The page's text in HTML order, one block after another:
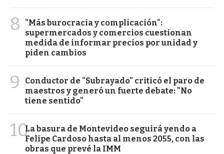
8
"Más burocracia y complicación":
supermercados y comercios cuestionan
medida de informar precios por unidad y
piden cambios
9
Conductor de "Subrayado" criticó el paro de
maestros y generó un fuerte debate: "No
tiene sentido"
10La basura de Montevideo seguirá yendo a
Felipe Cardoso hasta al menos 2055, con las
obras que prevé la IMM